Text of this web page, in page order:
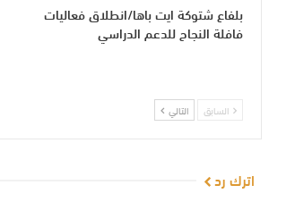
بلفاع شتوكة ايت باها/انطلاق فعاليات
فافلة النجاح للدعم الدراسي
السابق التالي
اترك رد